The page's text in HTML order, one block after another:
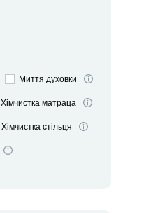
Миття духовки
Хімчистка матраца
Хімчистка стільця